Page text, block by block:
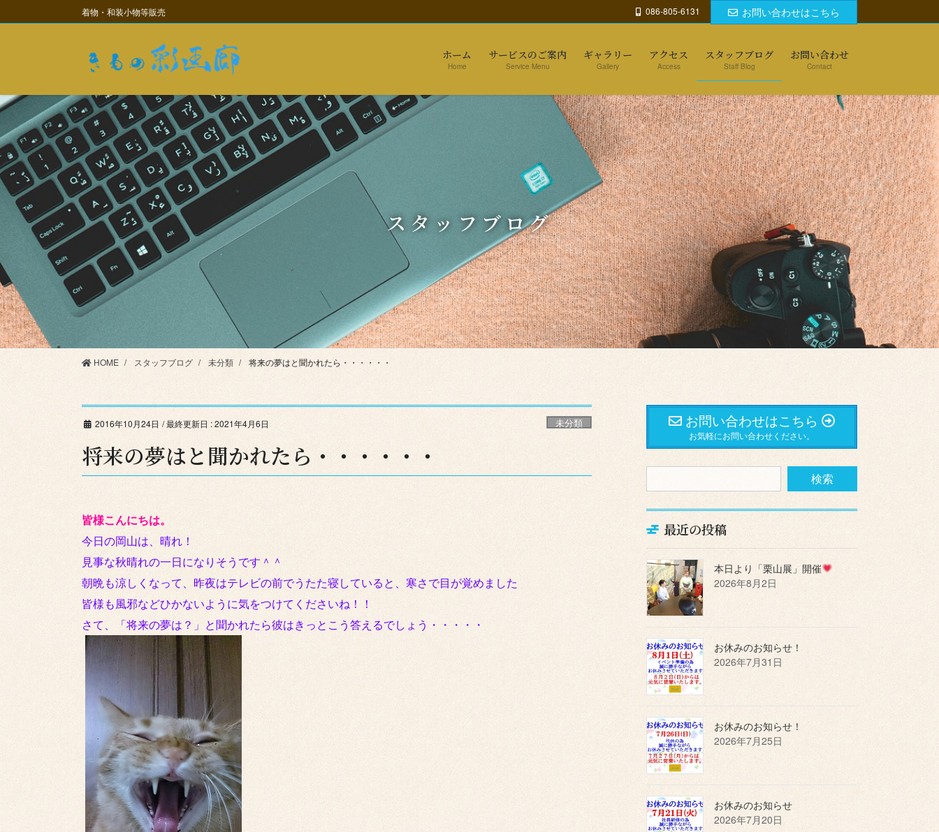
ン
に
移
ビ
ョ
ン
移
動
着物・和装小物等販売 086-805-6131 お問い合わせはこちら
ホーム
Home
サービスのご案内
Service Menu
ギャラリー
Gallery
アクセス
Access
スタッフブログ
Staff Blog
お問い合わせ
Contact
スタッフブログ
HOME スタッフブログ 未分類 将来の夢はと聞かれたら・・・・・・
2016年10月24日 / 最終更新日 :2021年4月6日 未分類
将来の夢はと聞かれたら・・・・・・
皆様こんにちは。
今日の岡山は、晴れ！
見事な秋晴れの一日になりそうです＾＾
朝晩も涼しくなって、昨夜はテレビの前でうたた寝していると、寒さで目が覚めました
皆様も風邪などひかないように気をつけてくださいね！！
さて、「将来の夢は？」と聞かれたら彼はきっとこう答えるでしょう・・・・・
お問い合わせはこちら
お気軽にお問い合わせください。
最近の投稿
本日より「栗山展」開催
2026年8月2日
お休みのお知らせ！
2026年7月31日
お休みのお知らせ！
2026年7月25日
お休みのお知らせ
2026年7月20日